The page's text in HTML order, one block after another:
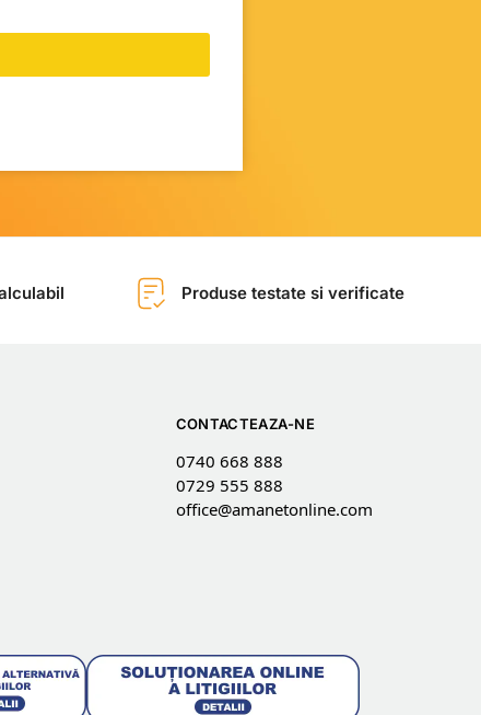
Produse testate si verificate
CONTACTEAZA-NE
0740 668 888
0729 555 888
office@amanetonline.com